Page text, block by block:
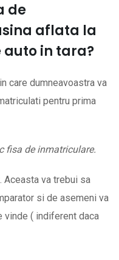
de
aflata la
in tara?
care dumneavoastra va
pentru prima
fisa de inmatriculare.
Aceasta va trebui sa
si de asemeni va
vinde ( indiferent daca